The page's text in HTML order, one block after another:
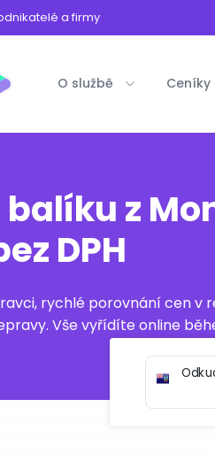
a firmy
O službě Ceníky
balíku z
DPH
rychlé porovnání cen v
Vše vyřídíte online